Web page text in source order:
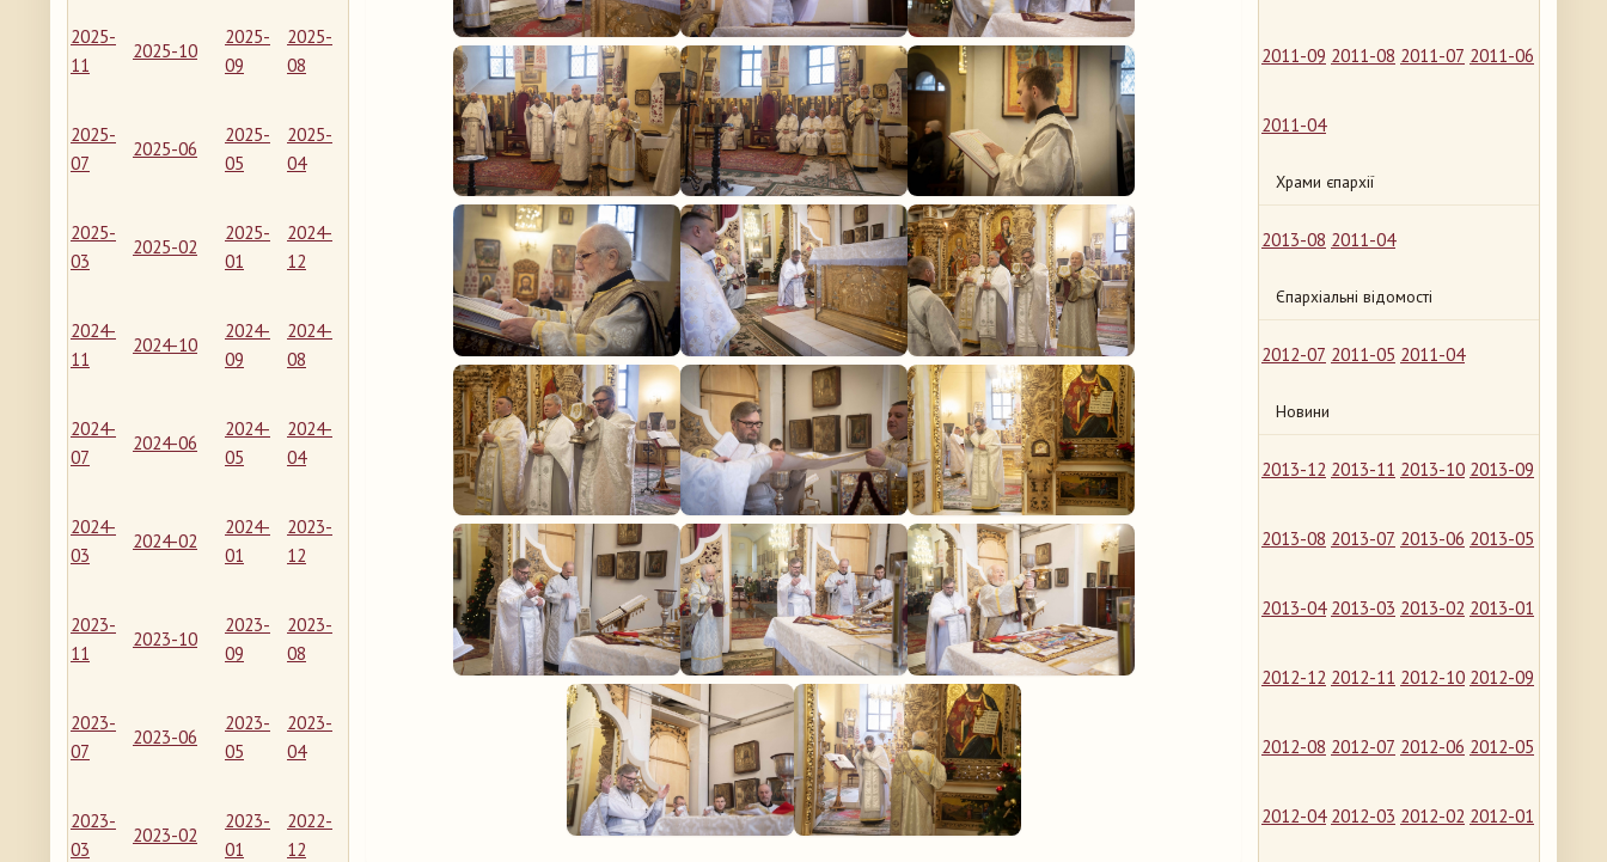
2025-
11
2025-10
2025-
09
2025-
08
2025-
07
2025-06
2025-
05
2025-
04
2025-
03
2025-02
2025-
01
2024-
12
2024-
11
2024-10
2024-
09
2024-
08
2024-
07
2024-06
2024-
05
2024-
04
2024-
03
2024-02
2024-
01
2023-
12
2023-
11
2023-10
2023-
09
2023-
08
2023-
07
2023-06
2023-
05
2023-
04
2023-
03
2023-02
2023-
01
2022-
12
2011-09 2011-08 2011-07 2011-06
2011-04
Храми єпархії
2013-08 2011-04
Єпархіальні відомості
2012-07 2011-05 2011-04
Новини
2013-12 2013-11 2013-10 2013-09
2013-08 2013-07 2013-06 2013-05
2013-04 2013-03 2013-02 2013-01
2012-12 2012-11 2012-10 2012-09
2012-08 2012-07 2012-06 2012-05
2012-04 2012-03 2012-02 2012-01